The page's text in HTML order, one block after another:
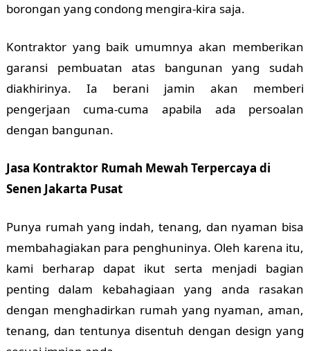
borongan yang condong mengira-kira saja.
Kontraktor yang baik umumnya akan memberikan
garansi pembuatan atas bangunan yang sudah
diakhirinya. Ia berani jamin akan memberi
pengerjaan cuma-cuma apabila ada persoalan
dengan bangunan.
Jasa Kontraktor Rumah Mewah Terpercaya di
Senen Jakarta Pusat
Punya rumah yang indah, tenang, dan nyaman bisa
membahagiakan para penghuninya. Oleh karena itu,
kami berharap dapat ikut serta menjadi bagian
penting dalam kebahagiaan yang anda rasakan
dengan menghadirkan rumah yang nyaman, aman,
tenang, dan tentunya disentuh dengan design yang